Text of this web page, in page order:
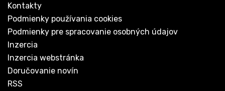
Kontakty
Podmienky používania cookies
Podmienky pre spracovanie osobných údajov
Inzercia
Inzercia webstránka
Doručovanie novín
RSS